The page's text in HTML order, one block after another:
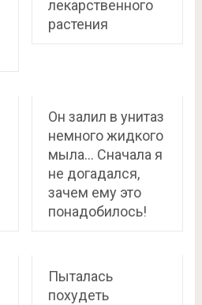
лекарственного
растения
Он залил в унитаз
немного жидкого
мыла… Сначала я
не догадался,
зачем ему это
понадобилось!
Пыталась
похудеть